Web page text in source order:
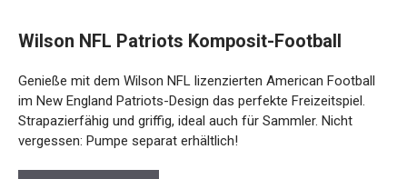
Wilson NFL Patriots Komposit-Football
Genieße mit dem Wilson NFL lizenzierten American Football
im New England Patriots-Design das perfekte Freizeitspiel.
Strapazierfähig und griffig, ideal auch für Sammler. Nicht
vergessen: Pumpe separat erhältlich!